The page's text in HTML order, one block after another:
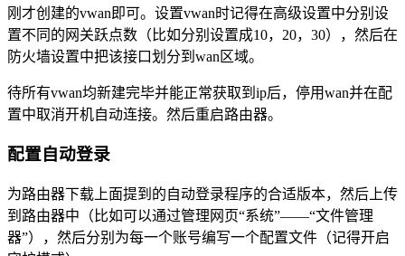
刚才创建的vwan即可。设置vwan时记得在高级设置中分别设
置不同的网关跃点数（比如分别设置成10，20，30），然后在
防火墙设置中把该接口划分到wan区域。
待所有vwan均新建完毕并能正常获取到ip后，停用wan并在配
置中取消开机自动连接。然后重启路由器。
配置自动登录
为路由器下载上面提到的自动登录程序的合适版本，然后上传
到路由器中（比如可以通过管理网页“系统”——“文件管理
器”），然后分别为每一个账号编写一个配置文件（记得开启